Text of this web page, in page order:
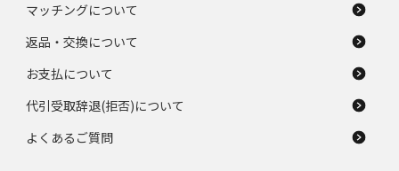
マッチングについて
返品・交換について
お支払について
代引受取辞退(拒否)について
よくあるご質問